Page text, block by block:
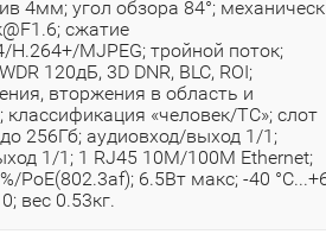
4мм; угол обзора 84°;
сжатие
MJPEG; тройной поток;
120дБ, 3D DNR, BLC, ROI;
вторжения в область и
классификация «человек/ТС»; слот
256Гб; аудиовход/выход 1/1;
1/1; 1 RJ45 10M/100M Ethernet;
PoE(802.3af); 6.5Вт макс; -40
вес 0.53кг.